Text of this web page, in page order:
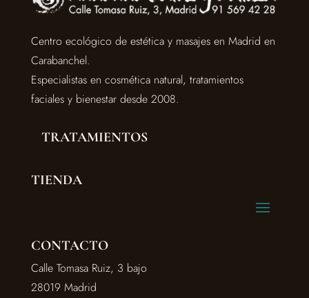
Centro ecológico de estética y masajes en Madrid en
Carabanchel.
Especialistas en cosmética natural, tratamientos
faciales y bienestar desde 2008.
TRATAMIENTOS
TIENDA
CONTACTO
Calle Tomasa Ruiz, 3 bajo
28019 Madrid